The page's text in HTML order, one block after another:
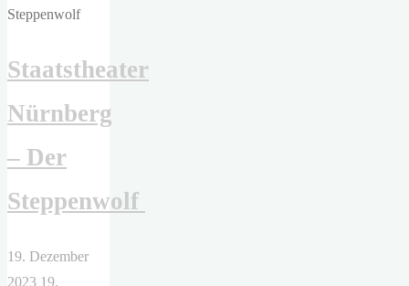
Geschöpfe
Prometheus
Die
und
Staatstheater
Nürnberg
– Der
Steppenwolf
19. Dezember
2023 19.